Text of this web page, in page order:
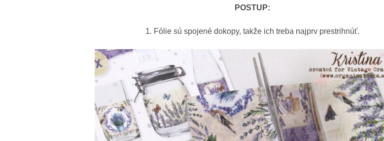
POSTUP:
1. Fólie sú spojené dokopy, takže ich treba najprv prestrihnúť.